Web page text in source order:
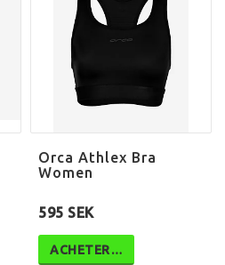
Orca Athlex Bra
Women
595 SEK
ACHETER…